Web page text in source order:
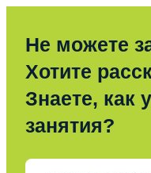
Не можете
Хотите
Знаете, как
занятия?